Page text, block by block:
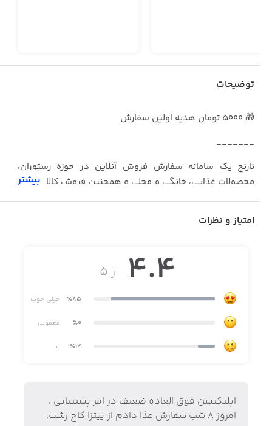
توضیحات
🎁 5000 تومان هدیه اولین سفارش
_______
نارنج یک سامانه سفارش فروش آنلاین در حوزه رستوران،
محصولات غذایی، خانگی و محلی و همچنین فروش کالا و لوازم
بیشتر
امتیاز و نظرات
از ۵ 4.4
٪85 خیلی خوب
٪0 معمولی
٪14 بد
اپلیکیشن فوق العاده ضعیف در امر پشتیبانی .
امروز ۸ شب سفارش غذا دادم از پیتزا کاج رشت،